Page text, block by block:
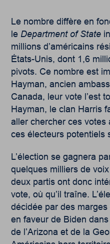
Le nombre diffère en
le Department of State
millions d’américains
États-Unis, dont 1,6
pivots. Ce nombre est
Hayman, ancien
Canada, leur vote l’est
Hayman, le clan Harris
aller chercher ces votes
ces électeurs potentiels
L’élection se gagnera
quelques milliers de
deux partis ont donc
vote, où qu’il traîne.
décidée par des
en faveur de Biden
de l’Arizona et de la